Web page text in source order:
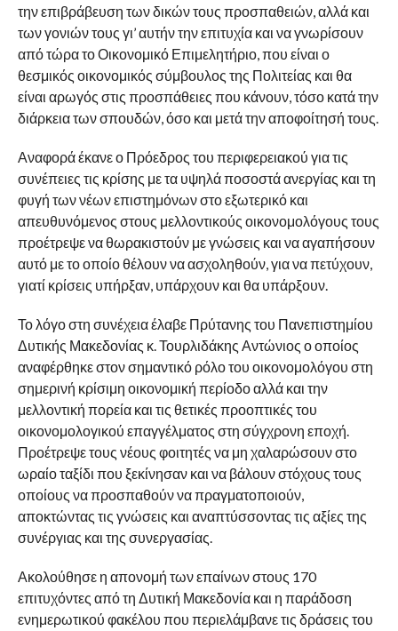
την επιβράβευση των δικών τους προσπαθειών, αλλά και
των γονιών τους γι’ αυτήν την επιτυχία και να γνωρίσουν
από τώρα το Οικονομικό Επιμελητήριο, που είναι ο
θεσμικός οικονομικός σύμβουλος της Πολιτείας και θα
είναι αρωγός στις προσπάθειες που κάνουν, τόσο κατά την
διάρκεια των σπουδών, όσο και μετά την αποφοίτησή τους.
Αναφορά έκανε ο Πρόεδρος του περιφερειακού για τις
συνέπειες τις κρίσης με τα υψηλά ποσοστά ανεργίας και τη
φυγή των νέων επιστημόνων στο εξωτερικό και
απευθυνόμενος στους μελλοντικούς οικονομολόγους τους
προέτρεψε να θωρακιστούν με γνώσεις και να αγαπήσουν
αυτό με το οποίο θέλουν να ασχοληθούν, για να πετύχουν,
γιατί κρίσεις υπήρξαν, υπάρχουν και θα υπάρξουν.
Το λόγο στη συνέχεια έλαβε Πρύτανης του Πανεπιστημίου
Δυτικής Μακεδονίας κ. Τουρλιδάκης Αντώνιος ο οποίος
αναφέρθηκε στον σημαντικό ρόλο του οικονομολόγου στη
σημερινή κρίσιμη οικονομική περίοδο αλλά και την
μελλοντική πορεία και τις θετικές προοπτικές του
οικονομολογικού επαγγέλματος στη σύγχρονη εποχή.
Προέτρεψε τους νέους φοιτητές να μη χαλαρώσουν στο
ωραίο ταξίδι που ξεκίνησαν και να βάλουν στόχους τους
οποίους να προσπαθούν να πραγματοποιούν,
αποκτώντας τις γνώσεις και αναπτύσσοντας τις αξίες της
συνέργιας και της συνεργασίας.
Ακολούθησε η απονομή των επαίνων στους 170
επιτυχόντες από τη Δυτική Μακεδονία και η παράδοση
ενημερωτικού φακέλου που περιελάμβανε τις δράσεις του